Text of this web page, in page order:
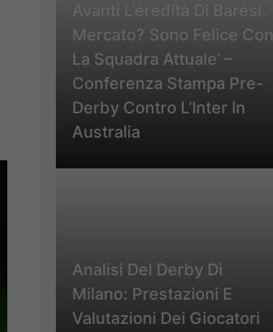
Avanti L’eredità Di Baresi.
Mercato? Sono Felice Con
La Squadra Attuale’ –
Conferenza Stampa Pre-
Derby Contro L’Inter In
Australia
Analisi Del Derby Di
Milano: Prestazioni E
Valutazioni Dei Giocatori